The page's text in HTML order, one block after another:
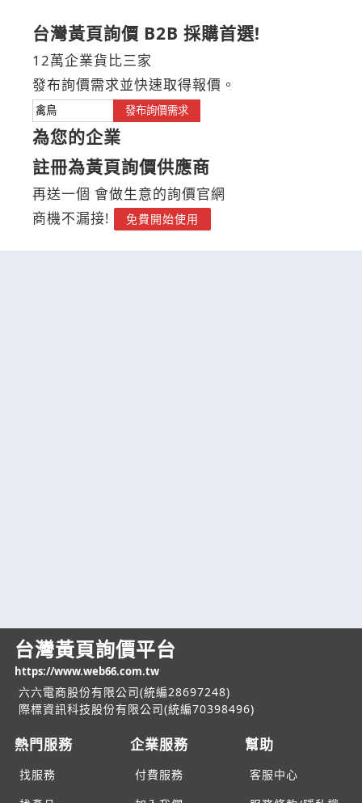
台灣黃頁詢價 B2B 採購首選!
12萬企業貨比三家
發布詢價需求並快速取得報價。
發布詢價需求
為您的企業
註冊為黃頁詢價供應商
再送一個 會做生意的詢價官網
商機不漏接!
免費開始使用
台灣黃頁詢價平台
https://www.web66.com.tw
六六電商股份有限公司(統編28697248)
際標資訊科技股份有限公司(統編70398496)
熱門服務
找服務
企業服務
付費服務
幫助
客服中心